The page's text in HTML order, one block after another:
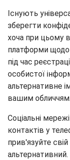
Існують
зберегти
хоча при цьому
платформи щодо
під час
особистої
альтернативне
вашим обличчям.
Соціальні
контактів у
прив'язуйте
альтернативний.